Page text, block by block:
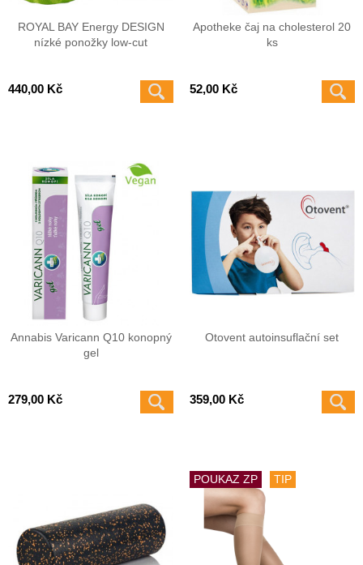
ROYAL BAY Energy DESIGN
nízké ponožky low-cut
440,00 Kč
Apotheke čaj na cholesterol 20
ks
52,00 Kč
Annabis Varicann Q10 konopný
gel
279,00 Kč
Otovent autoinsuflační set
359,00 Kč
POUKAZ ZP TIP